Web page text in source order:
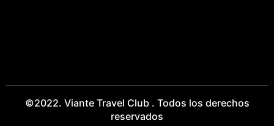
©2022. Viante Travel Club . Todos los derechos
reservados